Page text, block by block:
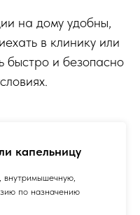
на дому удобны,
в клинику или
быстро и безопасно
капельницу
по назначению